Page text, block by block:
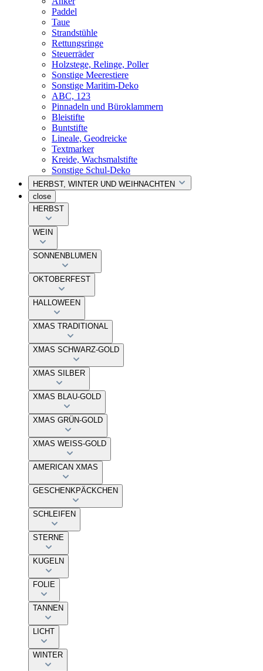
Paddel
Taue
Strandstühle
Rettungsringe
Steuerräder
Holzstege, Relinge, Poller
Sonstige Meerestiere
Sonstige Maritim-Deko
ABC, 123
Pinnadeln und Büroklammern
Bleistifte
Buntstifte
Lineale, Geodreicke
Textmarker
Kreide, Wachsmalstifte
Sonstige Schul-Deko
HERBST, WINTER UND WEIHNACHTEN
close
HERBST
WEIN
SONNENBLUMEN
OKTOBERFEST
HALLOWEEN
XMAS TRADITIONAL
XMAS SCHWARZ-GOLD
XMAS SILBER
XMAS BLAU-GOLD
XMAS GRÜN-GOLD
XMAS WEISS-GOLD
AMERICAN XMAS
GESCHENKPÄCKCHEN
SCHLEIFEN
STERNE
KUGELN
FOLIE
TANNEN
LICHT
WINTER